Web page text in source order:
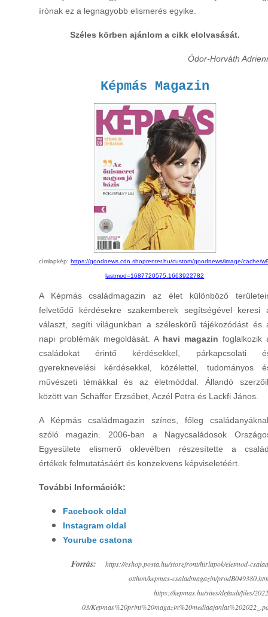
írónak ez a legnagyobb elismerés egyike.
Széles körben ajánlom a cikk elolvasását.
Ódor-Horváth
Képmás Magazin
címlapkép: https://goodnews.cdn.shoprenter.hu/custom/goodnews/image/cache/
lastmod=1687720575.1663922782
A Képmás családmagazin az élet különböző
felvetődő kérdésekre szakemberek segítségével keresi
választ, segíti világunkban a széleskörű tájékozódást és
napi problémák megoldását. A havi magazin foglalkozik
családokat érintő kérdésekkel, párkapcsolati
gyereknevelési kérdésekkel, közélettel, tudományos
művészeti témákkal és az életmóddal. Állandó
között van Schäffer Erzsébet, Aczél Petra és Lackfi János.
A Képmás családmagazin színes, főleg
szóló magazin. 2006-ban a Nagycsaládosok
Egyesülete elismerő oklevélben részesítette a
értékek felmutatásáért és konzekvens képviseletéért.
További Információk:
Facebook oldal
Instagram oldal
Yourube csatona
Forrás:
https://eshop.posta.hu/storefront/hirlapok/eletmod-
otthon/kepmas-csaladmagazin/
https://kepmas.hu/sites/default/files/
03/